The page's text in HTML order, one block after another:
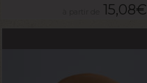
15,08€